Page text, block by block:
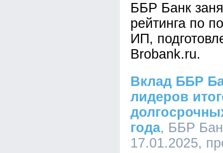
ББР Банк
рейтинга по
ИП,
Brobank.ru.
Вклад ББР
лидеров
года, ББР
17.01.2025,